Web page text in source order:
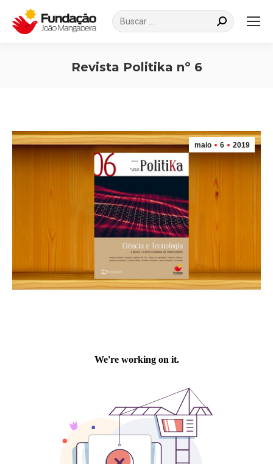
Search:
Revista Politika nº 6
maio 6 2019